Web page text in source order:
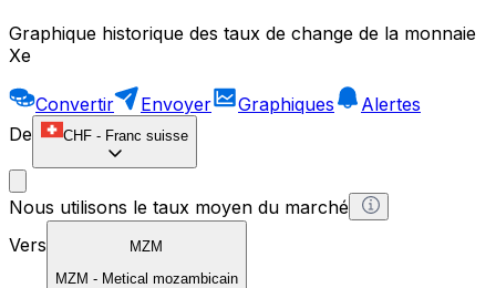
Graphique historique des taux de change de la monnaie
Xe
Convertir Envoyer Graphiques
Alertes
De
CHF - Franc suisse
Nous utilisons le taux moyen du marché
Vers
MZM
MZM - Metical mozambicain